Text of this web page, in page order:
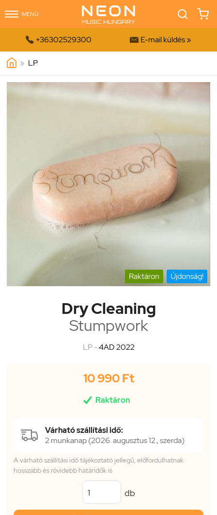
MENÜ
 +36302529300  E-mail küldés »
» LP
Raktáron Újdonság!
Dry Cleaning
Stumpwork
LP -4AD 2022
10 990 Ft
 Raktáron
Várható szállítási idő:
2 munkanap (2026. augusztus 12., szerda)
A várható szállítási idő tájékoztató jellegű, előfordulhatnak
hosszabb és rövidebb határidők is
db